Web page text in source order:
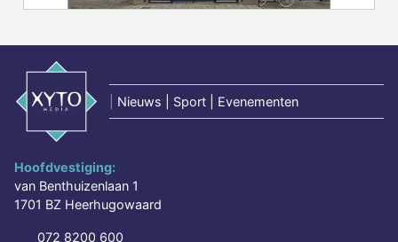
Nieuws | Sport | Evenementen
Hoofdvestiging:
van Benthuizenlaan 1
1701 BZ Heerhugowaard
072 8200 600